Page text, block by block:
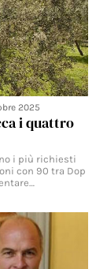
2025
i quattro
i più richiesti
con 90 tra Dop